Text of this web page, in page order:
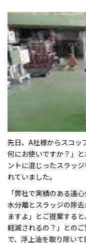
先日、A社様からスコッ
何にお使いですか？」
ントに混じったスラッ
れていました。
「弊社で実績のある遠
水分離とスラッジの除
ますよ」とご提案する
軽減されるの？」との
で、浮上油を取り除い